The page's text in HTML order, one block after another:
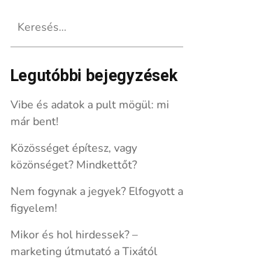
új dala
Legutóbbi bejegyzések
Vibe és adatok a pult mögül: mi
már bent!
Közösséget építesz, vagy
közönséget? Mindkettőt?
Nem fogynak a jegyek? Elfogyott a
figyelem!
Mikor és hol hirdessek? –
marketing útmutató a Tixától